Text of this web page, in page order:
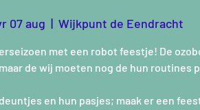
07 aug
  |
Wijkpunt de Eendracht
met een robot feestje! De
de wij moeten nog de hun routines
en hun pasjes; maak er een